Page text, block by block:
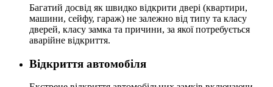
Багатий досвід як швидко відкрити двері (квартири,
машини, сейфу, гараж) не залежно від типу та класу
дверей, класу замка та причини, за якої потребується
аварійне відкриття.
Відкриття автомобіля